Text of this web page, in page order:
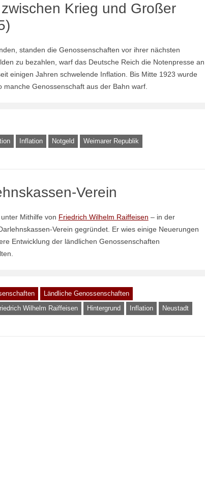
Krieg und Großer
standen die Genossenschaften vor ihrer nächsten
zu bezahlen, warf das Deutsche Reich die Notenpresse an
einigen Jahren schwelende Inflation. Bis Mitte 1923 wurde
Genossenschaft aus der Bahn warf.
Inflation Notgeld Weimarer Republik
Verein
Mithilfe von Friedrich Wilhelm Raiffeisen – in der
Verein gegründet. Er wies einige Neuerungen
Entwicklung der ländlichen Genossenschaften
Ländliche Genossenschaften
Wilhelm Raiffeisen Hintergrund Inflation Neustadt